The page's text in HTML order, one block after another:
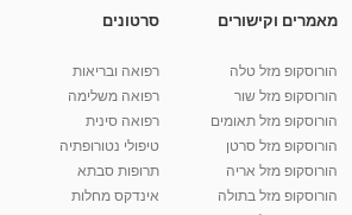
10:17
ללא קמח
38.5k צפיות
מאמרים וקישורים
הורוסקופ מזל טלה
הורוסקופ מזל שור
הורוסקופ מזל תאומים
הורוסקופ מזל סרטן
הורוסקופ מזל אריה
הורוסקופ מזל בתולה
סרטונים
רפואה ובריאות
רפואה משלימה
רפואה סינית
טיפולי נטורופתיה
תרופות סבתא
אינדקס מחלות